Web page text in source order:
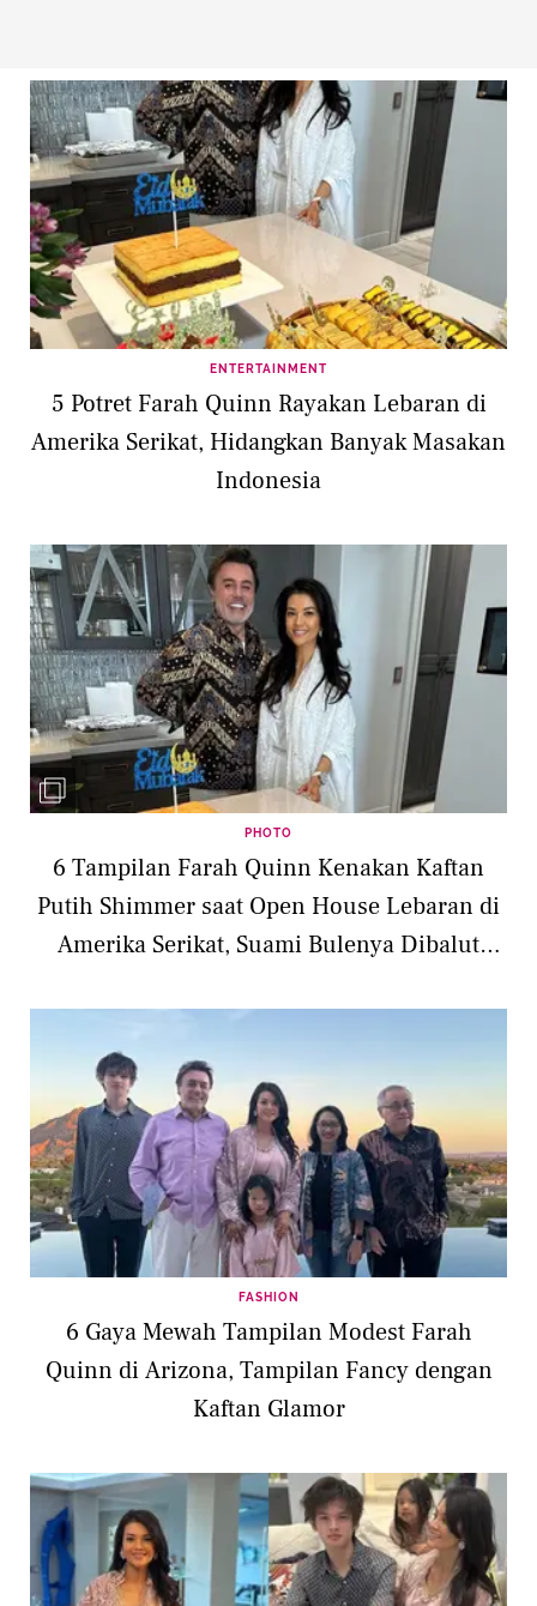
ENTERTAINMENT
5 Potret Farah Quinn Rayakan Lebaran di
Amerika Serikat, Hidangkan Banyak Masakan
Indonesia
PHOTO
6 Tampilan Farah Quinn Kenakan Kaftan
Putih Shimmer saat Open House Lebaran di
Amerika Serikat, Suami Bulenya Dibalut
FASHION
6 Gaya Mewah Tampilan Modest Farah
Quinn di Arizona, Tampilan Fancy dengan
Kaftan Glamor